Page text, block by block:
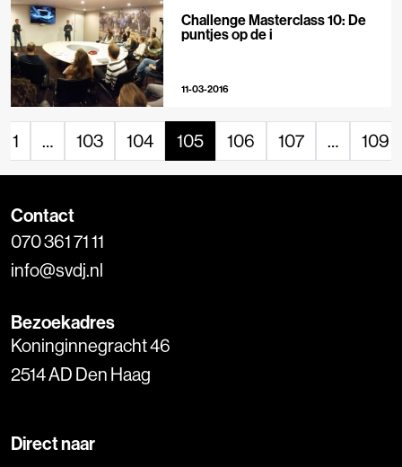
Challenge Masterclass 10: De
puntjes op de i
11-03-2016
1 … 103 104 105 106 107 … 109
Contact
070 361 71 11
info@svdj.nl
Bezoekadres
Koninginnegracht 46
2514 AD Den Haag
Direct naar